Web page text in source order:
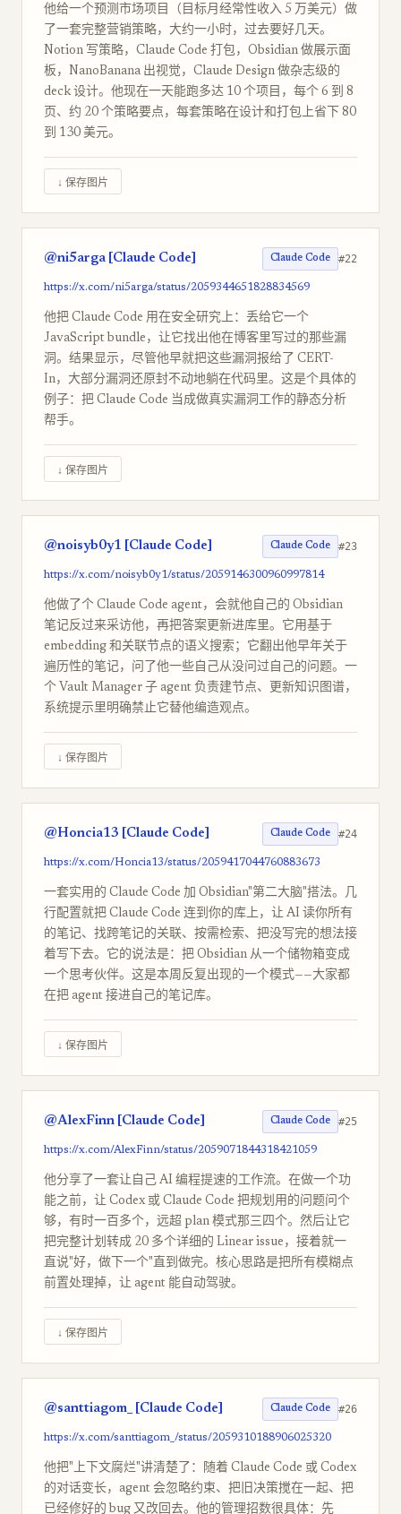
他给一个预测市场项目（目标月经常性收入 5 万美元）做
了一套完整营销策略，大约一小时，过去要好几天。
Notion 写策略，Claude Code 打包，Obsidian 做展示面
板，NanoBanana 出视觉，Claude Design 做杂志级的
deck 设计。他现在一天能跑多达 10 个项目，每个 6 到 8
页、约 20 个策略要点，每套策略在设计和打包上省下 80
到 130 美元。
↓ 保存图片
@ni5arga [Claude Code] Claude Code #22
https://x.com/ni5arga/status/2059344651828834569
他把 Claude Code 用在安全研究上：丢给它一个
JavaScript bundle，让它找出他在博客里写过的那些漏
洞。结果显示，尽管他早就把这些漏洞报给了 CERT-
In，大部分漏洞还原封不动地躺在代码里。这是个具体的
例子：把 Claude Code 当成做真实漏洞工作的静态分析
帮手。
↓ 保存图片
@noisyb0y1 [Claude Code] Claude Code #23
https://x.com/noisyb0y1/status/2059146300960997814
他做了个 Claude Code agent，会就他自己的 Obsidian
笔记反过来采访他，再把答案更新进库里。它用基于
embedding 和关联节点的语义搜索；它翻出他早年关于
遍历性的笔记，问了他一些自己从没问过自己的问题。一
个 Vault Manager 子 agent 负责建节点、更新知识图谱，
系统提示里明确禁止它替他编造观点。
↓ 保存图片
@Honcia13 [Claude Code] Claude Code #24
https://x.com/Honcia13/status/2059417044760883673
一套实用的 Claude Code 加 Obsidian"第二大脑"搭法。几
行配置就把 Claude Code 连到你的库上，让 AI 读你所有
的笔记、找跨笔记的关联、按需检索、把没写完的想法接
着写下去。它的说法是：把 Obsidian 从一个储物箱变成
一个思考伙伴。这是本周反复出现的一个模式——大家都
在把 agent 接进自己的笔记库。
↓ 保存图片
@AlexFinn [Claude Code] Claude Code #25
https://x.com/AlexFinn/status/2059071844318421059
他分享了一套让自己 AI 编程提速的工作流。在做一个功
能之前，让 Codex 或 Claude Code 把规划用的问题问个
够，有时一百多个，远超 plan 模式那三四个。然后让它
把完整计划转成 20 多个详细的 Linear issue，接着就一
直说"好，做下一个"直到做完。核心思路是把所有模糊点
前置处理掉，让 agent 能自动驾驶。
↓ 保存图片
@santtiagom_ [Claude Code] Claude Code #26
https://x.com/santtiagom_/status/2059310188906025320
他把"上下文腐烂"讲清楚了：随着 Claude Code 或 Codex
的对话变长，agent 会忽略约束、把旧决策搅在一起、把
已经修好的 bug 又改回去。他的管理招数很具体：先